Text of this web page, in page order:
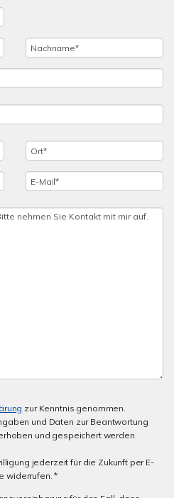
zur Kenntnis genommen.
und Daten zur Beantwortung
und gespeichert werden.
jederzeit für die Zukunft per E-
widerrufen. *